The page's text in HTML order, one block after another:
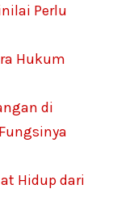
Perlu
Hukum
di
Hidup dari